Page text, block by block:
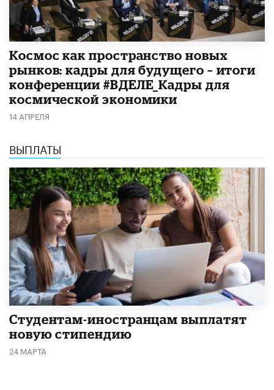
Космос как пространство новых
рынков: кадры для будущего – итоги
конференции #ВДЕЛЕ_Кадры для
космической экономики
14 АПРЕЛЯ
ВЫПЛАТЫ
Студентам-иностранцам выплатят
новую стипендию
24 МАРТА